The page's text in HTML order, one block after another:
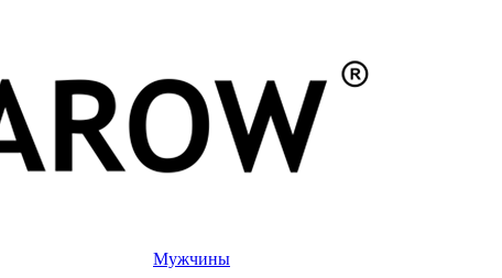
Мужчины